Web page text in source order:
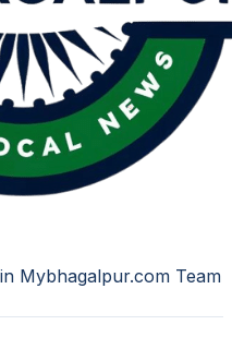
Mybhagalpur.com Team